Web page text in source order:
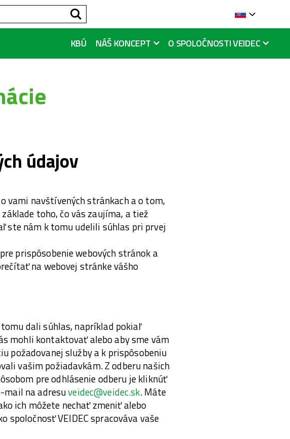
KBÚ NÁŠ KONCEPT O SPOLOČNOSTI VEIDEC
údajov
vami navštívených stránkach a o tom,
toho, čo vás zaujíma, a tiež
ste nám k tomu udelili súhlas pri prvej
prispôsobenie webových stránok a
na webovej stránke vášho
dali súhlas, napríklad pokiaľ
mohli kontaktovať alebo aby sme vám
požadovanej služby a k prispôsobeniu
vašim požiadavkám. Z odberu našich
pre odhlásenie odberu je kliknúť
mail na adresuveidec@veidec.sk. Máte
ich môžete nechať zmeniť alebo
spoločnosť VEIDEC spracováva vaše